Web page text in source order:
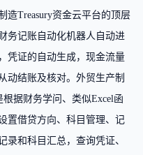
造Treasury资金云平台的顶层
务记账自动化机器人自动进
凭证的自动生成，现金流量
动结账及核对。外贸生产制
据财务学问、类似Excel函
置借贷方向、科目管理、记
录和科目汇总，查询凭证、